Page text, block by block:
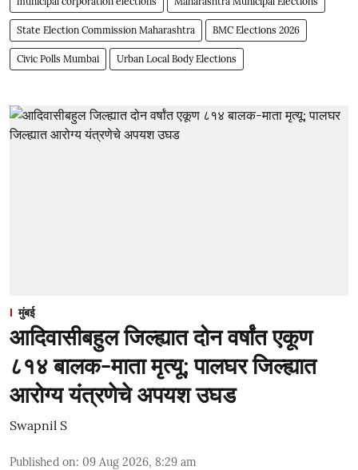
State Election Commission Maharashtra BMC Elections 2026
Civic Polls Mumbai Urban Local Body Elections
मुंबई
आदिवासीबहुल जिल्ह्यात दोन वर्षांत एकूण
८१४ बालक-माता मृत्यू; पालघर जिल्ह्यात
आरोग्य यंत्रणेचे अपयश उघड
Swapnil S
Published on: 09 Aug 2026, 8:29 am